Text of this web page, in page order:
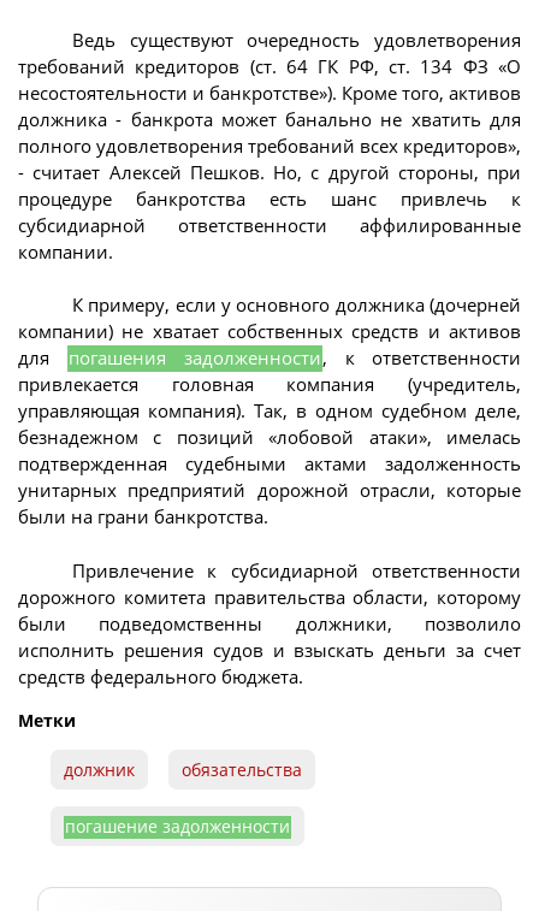
Ведь существуют очередность удовлетворения
требований кредиторов (ст. 64 ГК РФ, ст. 134 ФЗ «О
несостоятельности и банкротстве»). Кроме того, активов
должника - банкрота может банально не хватить для
полного удовлетворения требований всех кредиторов»,
- считает Алексей Пешков. Но, с другой стороны, при
процедуре банкротства есть шанс привлечь к
субсидиарной ответственности аффилированные
компании.
К примеру, если у основного должника (дочерней
компании) не хватает собственных средств и активов
для
погашения задолженности, к ответственности
привлекается головная компания (учредитель,
управляющая компания). Так, в одном судебном деле,
безнадежном с позиций «лобовой атаки», имелась
подтвержденная судебными актами задолженность
унитарных предприятий дорожной отрасли, которые
были на грани банкротства.
Привлечение к субсидиарной ответственности
дорожного комитета правительства области, которому
были подведомственны должники, позволило
исполнить решения судов и взыскать деньги за счет
средств федерального бюджета.
Метки
должник обязательства
погашение задолженности